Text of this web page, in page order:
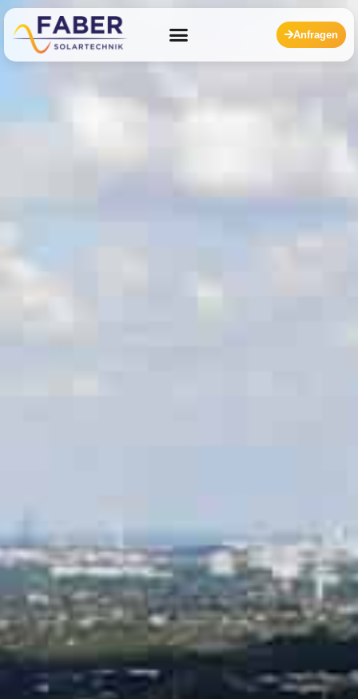
Anfragen